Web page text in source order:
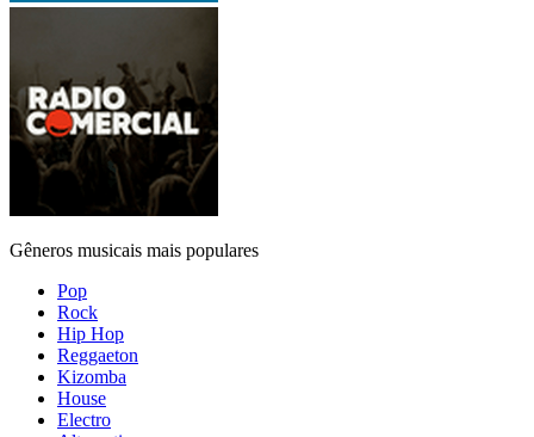
Gêneros musicais mais populares
Pop
Rock
Hip Hop
Reggaeton
Kizomba
House
Electro